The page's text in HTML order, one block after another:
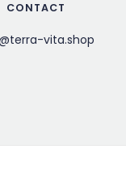
CONTACT
vita.shop